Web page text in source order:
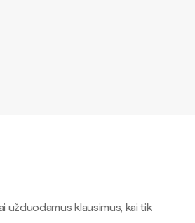
užduodamus klausimus, kai tik